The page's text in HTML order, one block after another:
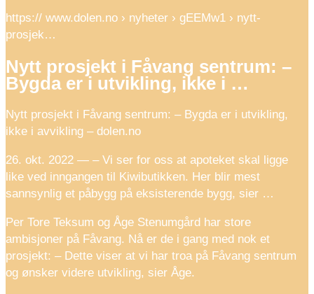
https:// www.dolen.no › nyheter › gEEMw1 › nytt-
prosjek…
Nytt prosjekt i Fåvang sentrum: –
Bygda er i utvikling, ikke i …
Nytt prosjekt i Fåvang sentrum: – Bygda er i utvikling,
ikke i avvikling – dolen.no
26. okt. 2022 — – Vi ser for oss at apoteket skal ligge
like ved inngangen til Kiwibutikken. Her blir mest
sannsynlig et påbygg på eksisterende bygg, sier …
Per Tore Teksum og Åge Stenumgård har store
ambisjoner på Fåvang. Nå er de i gang med nok et
prosjekt: – Dette viser at vi har troa på Fåvang sentrum
og ønsker videre utvikling, sier Åge.